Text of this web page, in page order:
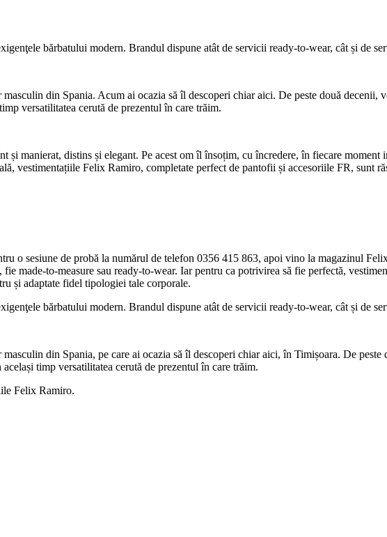
bărbatului modern. Brandul dispune atât de servicii ready-to-wear, cât și de
din Spania. Acum ai ocazia să îl descoperi chiar aici. De peste două decenii,
versatilitatea cerută de prezentul în care trăim.
și manierat, distins și elegant. Pe acest om îl însoțim, cu încredere, în fiecare
vestimentațiile Felix Ramiro, completate perfect de pantofii și accesoriile FR, sunt
o sesiune de probă la numărul de telefon 0356 415 863, apoi vino la magazinul
made-to-measure sau ready-to-wear. Iar pentru ca potrivirea să fie perfectă,
și adaptate fidel tipologiei tale corporale.
bărbatului modern. Brandul dispune atât de servicii ready-to-wear, cât și de
din Spania, pe care ai ocazia să îl descoperi chiar aici, în Timișoara. De
timp versatilitatea cerută de prezentul în care trăim.
Felix Ramiro.